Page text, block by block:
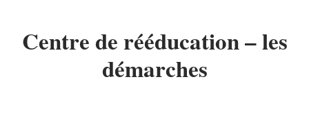
Centre de rééducation – les
démarches